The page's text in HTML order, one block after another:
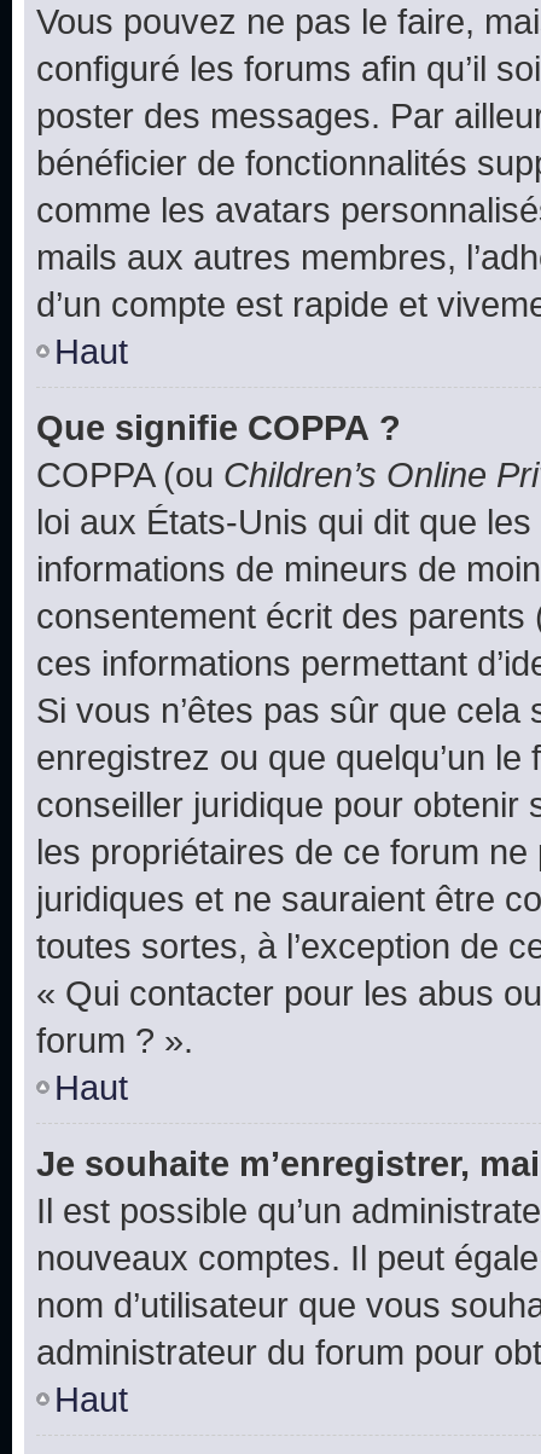
Vous pouvez ne pas le faire,
configuré les forums afin qu’il
poster des messages. Par
bénéficier de fonctionnalités
comme les avatars
mails aux autres membres,
d’un compte est rapide et
Haut
Que signifie COPPA ?
COPPA (ou Children’s Online
loi aux États-Unis qui dit que
informations de mineurs de
consentement écrit des parents
ces informations permettant
Si vous n’êtes pas sûr que
enregistrez ou que quelqu’un
conseiller juridique pour obtenir
les propriétaires de ce forum
juridiques et ne sauraient être
toutes sortes, à l’exception de
« Qui contacter pour les abus
forum ? ».
Haut
Je souhaite m’enregistrer,
Il est possible qu’un
nouveaux comptes. Il peut
nom d’utilisateur que vous
administrateur du forum pour
Haut